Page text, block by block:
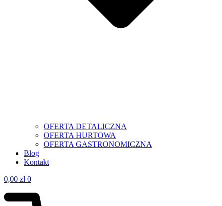
OFERTA DETALICZNA
OFERTA HURTOWA
OFERTA GASTRONOMICZNA
Blog
Kontakt
0,00 zł 0